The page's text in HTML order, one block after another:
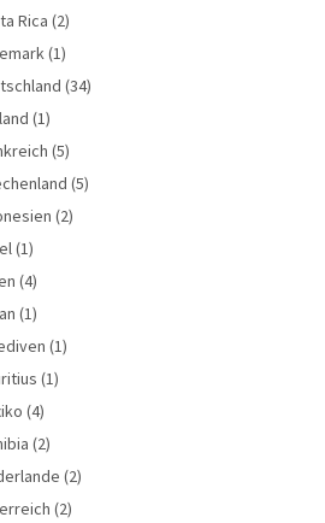
Rica (2)
(1)
(34)
(1)
(5)
(5)
(2)
(1)
(4)
(1)
(1)
(1)
(4)
(2)
(2)
(2)